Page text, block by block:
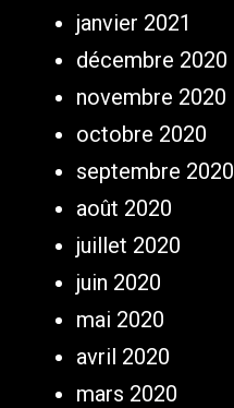
janvier 2021
décembre 2020
novembre 2020
octobre 2020
septembre 2020
août 2020
juillet 2020
juin 2020
mai 2020
avril 2020
mars 2020